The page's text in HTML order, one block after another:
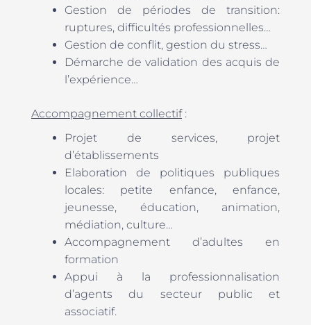
Gestion de périodes de transition:
ruptures, difficultés professionnelles…
Gestion de conflit, gestion du stress…
Démarche de validation des acquis de
l’expérience…
Accompagnement collectif:
Projet de services, projet
d’établissements
Elaboration de politiques publiques
locales: petite enfance, enfance,
jeunesse, éducation, animation,
médiation, culture…
Accompagnement d’adultes en
formation
Appui à la professionnalisation
d’agents du secteur public et
associatif.